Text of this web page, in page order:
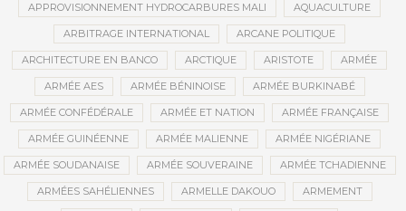
APPROVISIONNEMENT HYDROCARBURES MALI AQUACULTURE
ARBITRAGE INTERNATIONAL ARCANE POLITIQUE
ARCHITECTURE EN BANCO ARCTIQUE ARISTOTE ARMÉE
ARMÉE AES ARMÉE BÉNINOISE ARMÉE BURKINABÉ
ARMÉE CONFÉDÉRALE ARMÉE ET NATION ARMÉE FRANÇAISE
ARMÉE GUINÉENNE ARMÉE MALIENNE ARMÉE NIGÉRIANE
ARMÉE SOUDANAISE ARMÉE SOUVERAINE ARMÉE TCHADIENNE
ARMÉES SAHÉLIENNES ARMELLE DAKOUO ARMEMENT